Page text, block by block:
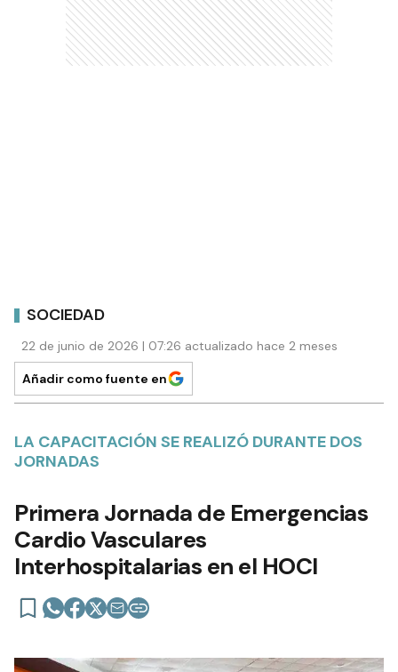
SOCIEDAD
22 de junio de 2026 | 07:26 actualizado hace 2 meses
Añadir como fuente en
LA CAPACITACIÓN SE REALIZÓ DURANTE DOS
JORNADAS
Primera Jornada de Emergencias
Cardio Vasculares
Interhospitalarias en el HOCI